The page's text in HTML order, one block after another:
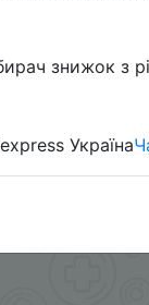
знижок з
Україна